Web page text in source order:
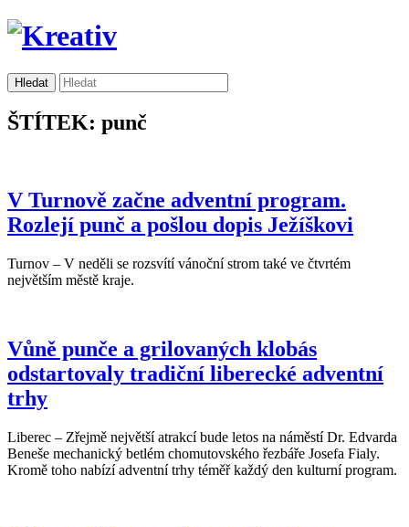
ŠTÍTEK: punč
V Turnově začne adventní program.
Rozlejí punč a pošlou dopis Ježíškovi
Turnov – V neděli se rozsvítí vánoční strom také ve čtvrtém
největším městě kraje.
Vůně punče a grilovaných klobás
odstartovaly tradiční liberecké adventní
trhy
Liberec – Zřejmě největší atrakcí bude letos na náměstí Dr. Edvarda
Beneše mechanický betlém chomutovského řezbáře Josefa Fialy.
Kromě toho nabízí adventní trhy téměř každý den kulturní program.